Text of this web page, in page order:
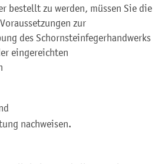
bestellt zu werden, müssen Sie die
zur
des Schornsteinfegerhandwerks
eingereichten
nachweisen.